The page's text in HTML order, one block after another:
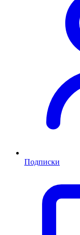
Подписки